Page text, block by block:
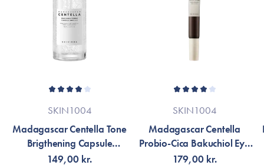
SKIN1004
Madagascar Centella Tone
Brigthening Capsule
Ampoule
149,00 kr.
SKIN1004
Madagascar Centella
Probio-Cica Bakuchiol Eye
Cream
179,00 kr.